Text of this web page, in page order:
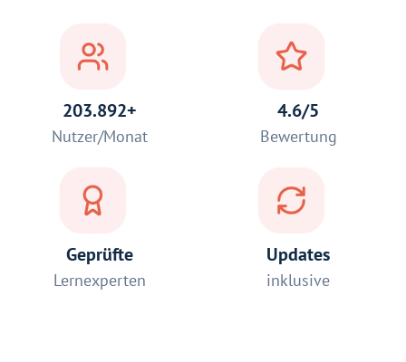
203.892+
Nutzer/Monat
4.6/5
Bewertung
Geprüfte
Lernexperten
Updates
inklusive